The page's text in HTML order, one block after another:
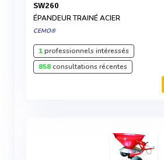
SW260
ÉPANDEUR TRAINÉ ACIER
CEMO®
1professionnels intéressés
858consultations récentes